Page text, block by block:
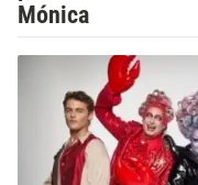
Mónica